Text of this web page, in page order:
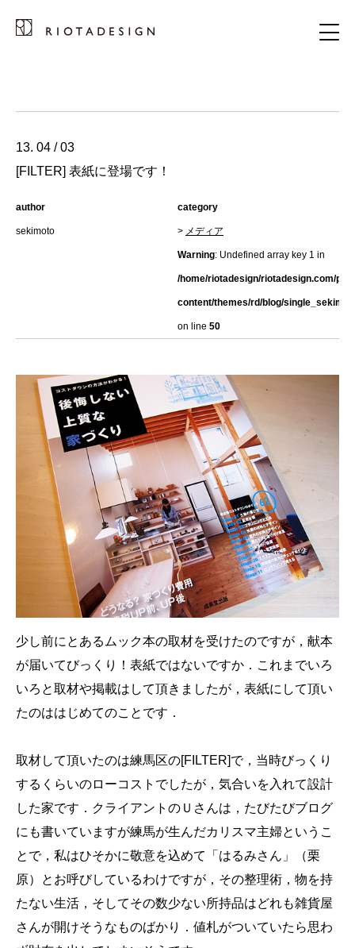
13. 04 / 03
[FILTER] 表紙に登場です！
author
sekimoto
category
> メディア
Warning: Undefined array key 1 in
/home/riotadesign/riotadesign.com/
content/themes/rd/blog/
on line 50
少し前にとあるムック本の取材を受けたのですが，献本
が届いてびっくり！表紙ではないですか．これまでいろ
いろと取材や掲載はして頂きましたが，表紙にして頂い
たのははじめてのことです．
取材して頂いたのは練馬区の[FILTER]で，当時びっくり
するくらいのローコストでしたが，気合いを入れて設計
した家です．クライアントのＵさんは，たびたびブログ
にも書いていますが練馬が生んだカリスマ主婦というこ
とで，私はひそかに敬意を込めて「はるみさん」（栗
原）とお呼びしているわけですが，その整理術，物を持
たない生活，そしてその数少ない所持品はどれも雑貨屋
さんが開けそうなものばかり．値札がついていたら思わ